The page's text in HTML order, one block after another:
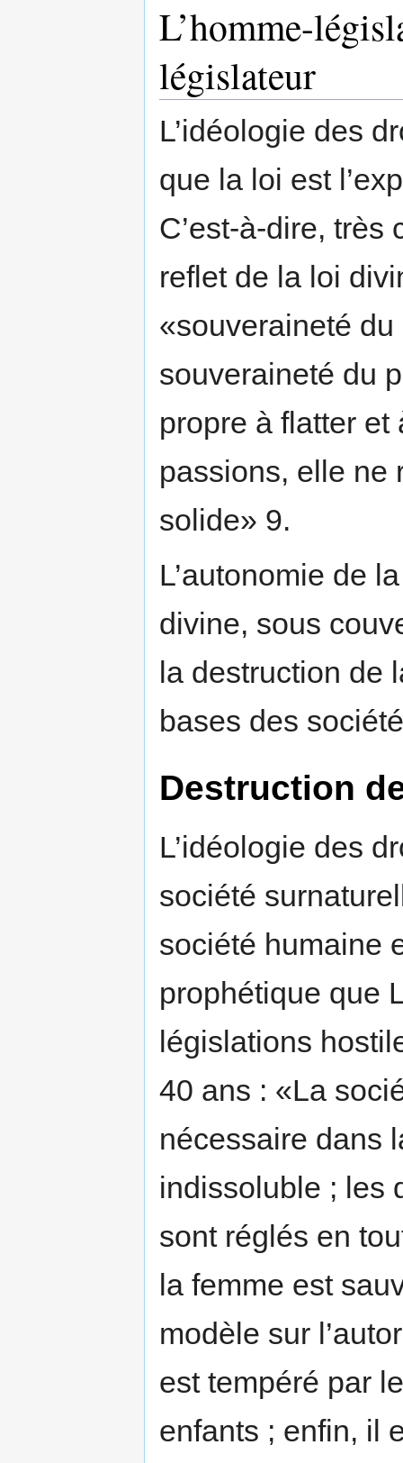
L’homme-
législateur
L’idéologie des
que la loi est
C’est-à-dire, très
reflet de la loi
«souveraineté
souveraineté du
propre à flatter
passions, elle ne
solide» 9.
L’autonomie de
divine, sous
la destruction de
bases des
Destruction
L’idéologie des
société
société humaine
prophétique que
législations
40 ans : «La
nécessaire dans
indissoluble ; les
sont réglés en
la femme est
modèle sur
est tempéré par
enfants ; enfin, il